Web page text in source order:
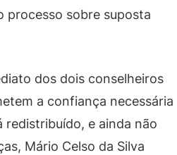
processo sobre suposta
dos dois conselheiros
a confiança necessária
redistribuído, e ainda não
Mário Celso da Silva